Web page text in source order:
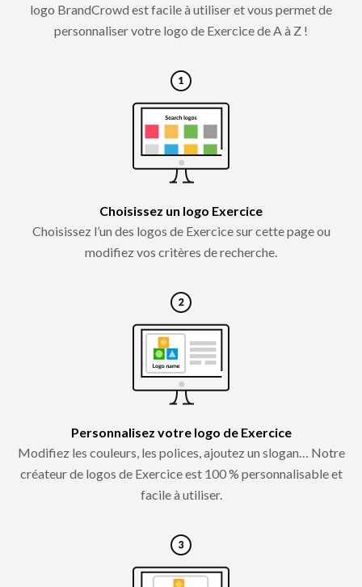
logo BrandCrowd est facile à utiliser et vous permet de
personnaliser votre logo de Exercice de A à Z !
Choisissez un logo Exercice
Choisissez l’un des logos de Exercice sur cette page ou
modifiez vos critères de recherche.
Personnalisez votre logo de Exercice
Modifiez les couleurs, les polices, ajoutez un slogan… Notre
créateur de logos de Exercice est 100 % personnalisable et
facile à utiliser.